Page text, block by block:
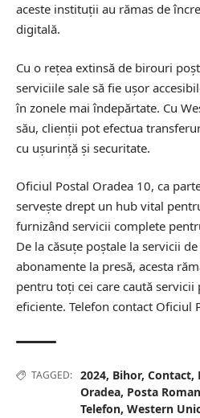
aceste instituții au rămas de
digitală.
Cu o rețea extinsă de birouri
serviciile sale să fie ușor
în zonele mai îndepărtate. Cu
său, clienții pot efectua
cu ușurință și securitate.
Oficiul Postal Oradea 10, ca
servește drept un hub vital
furnizând servicii complete
De la căsuțe poștale la servicii
abonamente la presă, acesta
pentru toți cei care caută servicii
eficiente. Telefon contact Oficiul
TAGGED: 2024, Bihor, Contact,
Oradea, Posta
Telefon, Western